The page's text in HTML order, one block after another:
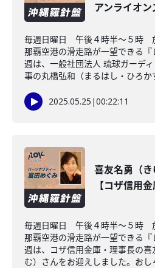
アンライオン
毎週日曜日 午後４時半～５時
那覇空港の滑走路が一望できる
週は、一般社団法人 琉球ガーデ
事の丸橋弘和（まるはし・ひろか
2025.05.25 |00:22:11
喜友名勇（
【コザ信用
毎週日曜日 午後４時半～５時
那覇空港の滑走路が一望できる
週は、コザ信用金庫・理事長の
む）さんをお迎えしました。おし